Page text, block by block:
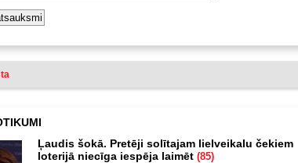
Ļaudis šokā. Pretēji solītajam lielveikalu čekiem
loterijā niecīga iespēja laimēt (85)